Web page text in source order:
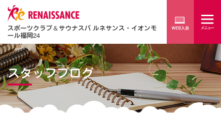
スポーツクラブ＆サウナスパ ルネサンス・イオンモ
ール福岡24
スタッフブログ